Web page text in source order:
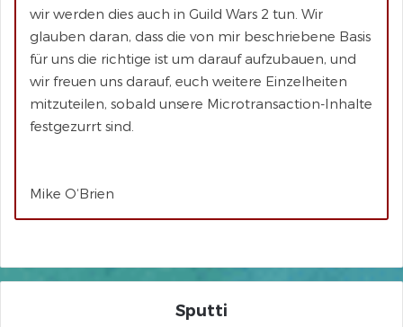
wir werden dies auch in Guild Wars 2 tun. Wir
glauben daran, dass die von mir beschriebene Basis
für uns die richtige ist um darauf aufzubauen, und
wir freuen uns darauf, euch weitere Einzelheiten
mitzuteilen, sobald unsere Microtransaction-Inhalte
festgezurrt sind.
Mike O‘Brien
Sputti